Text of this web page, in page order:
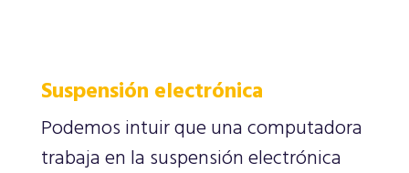
Suspensión electrónica
Podemos intuir que una computadora
trabaja en la suspensión electrónica